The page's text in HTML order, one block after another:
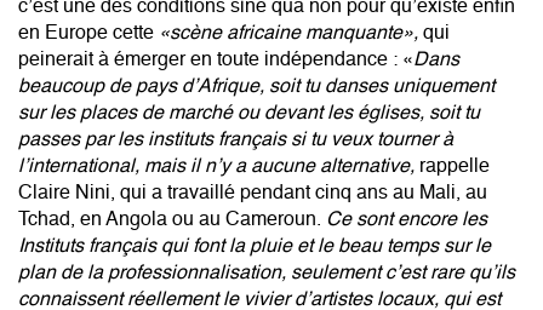
c’est une des conditions sine qua non pour qu’existe enfin
en Europe cette «scène africaine manquante», qui
peinerait à émerger en toute indépendance : «Dans
beaucoup de pays d’Afrique, soit tu danses uniquement
sur les places de marché ou devant les églises, soit tu
passes par les instituts français si tu veux tourner à
l’international, mais il n’y a aucune alternative, rappelle
Claire Nini, qui a travaillé pendant cinq ans au Mali, au
Tchad, en Angola ou au Cameroun. Ce sont encore les
Instituts français qui font la pluie et le beau temps sur le
plan de la professionnalisation, seulement c’est rare qu’ils
connaissent réellement le vivier d’artistes locaux, qui est